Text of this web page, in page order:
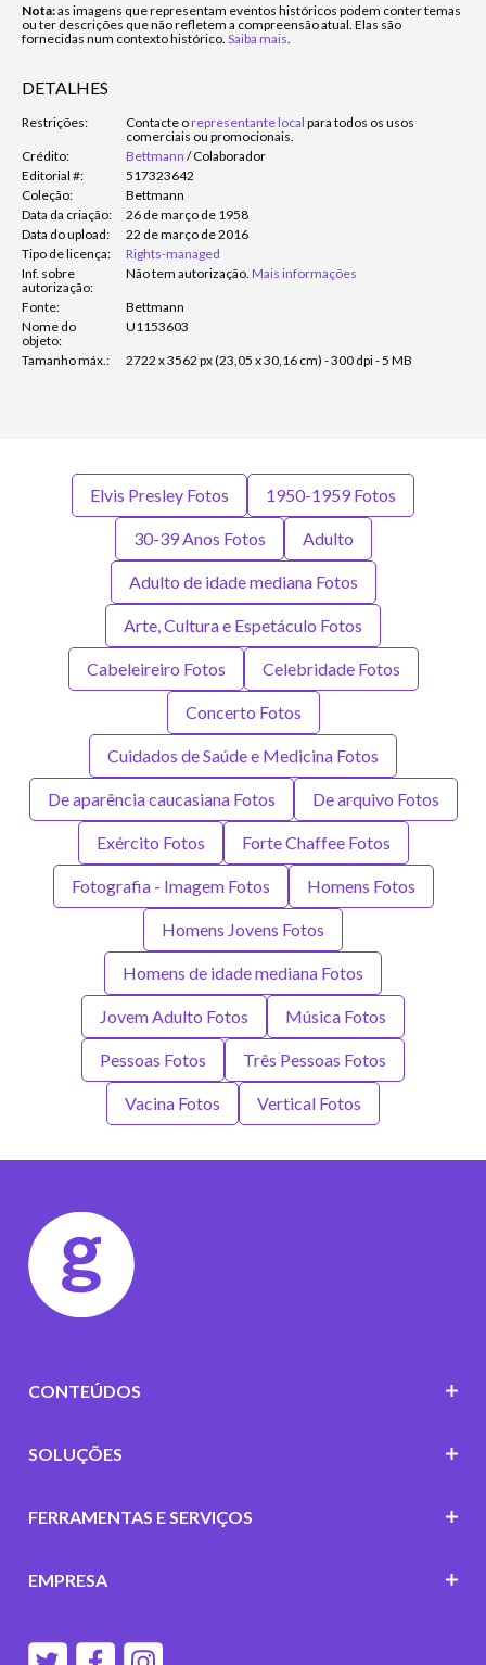
Nota:as imagens que representam eventos históricos podem conter temas
ou ter descrições que não refletem a compreensão atual. Elas são
fornecidas num contexto histórico. Saiba mais
DETALHES
Restrições: Contacte orepresentante local para todos os usos
comerciais ou promocionais.
Crédito:
Bettmann /Colaborador
Editorial #:
517323642
Coleção:
Bettmann
Data da criação:
26 de março de 1958
Data do upload:
22 de março de 2016
Tipo de licença:
Rights-managed
Inf. sobre
autorização:
Não tem autorização. Mais informações
Fonte:
Bettmann
Nome do
objeto:
U1153603
Tamanho máx.: 2722 x 3562 px (23,05 x 30,16 cm) - 300 dpi - 5 MB
Elvis Presley Fotos 1950-1959 Fotos
30-39 Anos Fotos Adulto
Adulto de idade mediana Fotos
Arte, Cultura e Espetáculo Fotos
Cabeleireiro Fotos Celebridade Fotos
Concerto Fotos
Cuidados de Saúde e Medicina Fotos
De aparência caucasiana Fotos De arquivo Fotos
Exército Fotos Forte Chaffee Fotos
Fotografia - Imagem Fotos Homens Fotos
Homens Jovens Fotos
Homens de idade mediana Fotos
Jovem Adulto Fotos Música Fotos
Pessoas Fotos Três Pessoas Fotos
Vacina Fotos Vertical Fotos
CONTEÚDOS
SOLUÇÕES
FERRAMENTAS E SERVIÇOS
EMPRESA